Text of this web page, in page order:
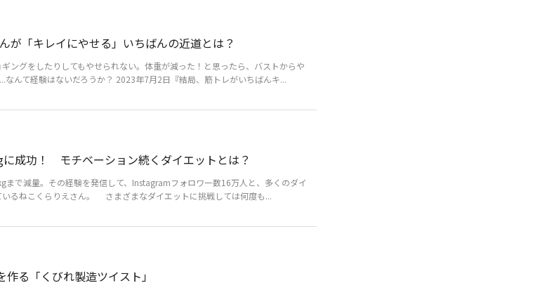
が「キレイにやせる」いちばんの近道とは？
ングをしたりしてもやせられない。体重が減った！と思ったら、バストからや
なんて経験はないだろうか？ 2023年7月2日『結局、筋トレがいちばんキ...
成功！ モチベーション続くダイエットとは？
で減量。その経験を発信して、Instagramフォロワー数16万人と、多くのダイ
るねこくらりえさん。 さまざまなダイエットに挑戦しては何度も...
る「くびれ製造ツイスト」